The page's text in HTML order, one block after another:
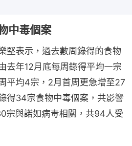
中毒個案
堅表示，過去數周錄得的食物
去年12月底每周錄得平均一宗
平均4宗，2月首周更急增至27
得34宗食物中毒個案，共影響
宗與諾如病毒相關，共94人受